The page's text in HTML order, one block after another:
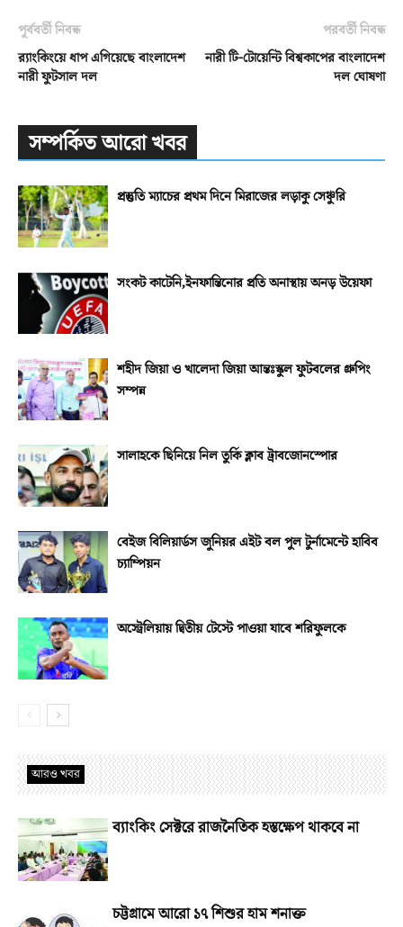
পূর্ববর্তী নিবন্ধ
র‌্যাংকিংয়ে ধাপ এগিয়েছে বাংলাদেশ
নারী ফুটসাল দল
পরবর্তী নিবন্ধ
নারী টি-টোয়েন্টি বিশ্বকাপের বাংলাদেশ
দল ঘোষণা
সম্পর্কিত আরো খবর
প্রস্তুতি ম্যাচের প্রথম দিনে মিরাজের লড়াকু সেঞ্চুরি
সংকট কাটেনি,ইনফান্তিনোর প্রতি অনাস্থায় অনড় উয়েফা
শহীদ জিয়া ও খালেদা জিয়া আন্তঃস্কুল ফুটবলের গ্রুপিং
সম্পন্ন
সালাহকে ছিনিয়ে নিল তুর্কি ক্লাব ট্রাবজোনস্পোর
বেইজ বিলিয়ার্ডস জুনিয়র এইট বল পুল টুর্নামেন্টে হাবিব
চ্যাম্পিয়ন
অস্ট্রেলিয়ায় দ্বিতীয় টেস্টে পাওয়া যাবে শরিফুলকে
আরও খবর
ব্যাংকিং সেক্টরে রাজনৈতিক হস্তক্ষেপ থাকবে না
চট্টগ্রামে আরো ১৭ শিশুর হাম শনাক্ত